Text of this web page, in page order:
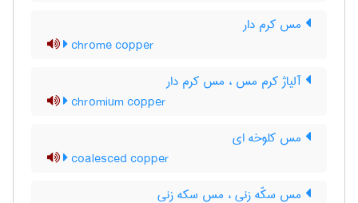
مس کرم دار
chrome copper
آلیاژ کرم مس ، مس کرم دار
chromium copper
مس کلوخه ای
coalesced copper
مس سکّه زنی ، مس سکه زنی